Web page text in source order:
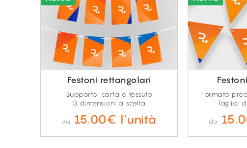
Festoni rettangolari
Supporto: carta o tessuto
3 dimensioni a scelta
da 15.00€ l'unità
Formato
Taglia:
da